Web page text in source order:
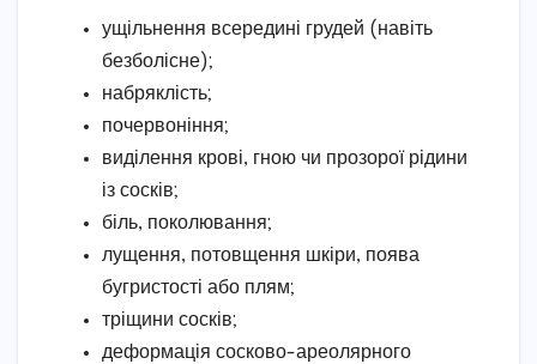
ущільнення всередині грудей (навіть
безболісне);
набряклість;
почервоніння;
виділення крові, гною чи прозорої рідини
із сосків;
біль, поколювання;
лущення, потовщення шкіри, поява
бугристості або плям;
тріщини сосків;
деформація сосково-ареолярного